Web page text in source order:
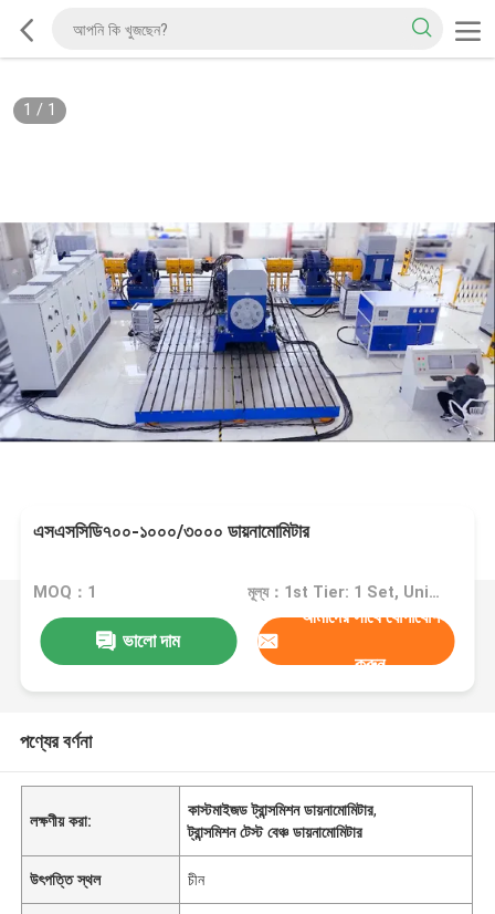
1 / 1
এসএসসিডি৭০০-১০০০/৩০০০ ডায়নামোমিটার
MOQ：1 মূল্য：1st Tier: 1 Set, Unit Price USD 3.00 2nd Tier: 2-5 Sets, Unit Price USD 2.00 3rd Tier: Over 5 Sets, Unit Price USD 1.00
ভালো দাম
আমাদের সাথে যোগাযোগ
করুন
পণ্যের বর্ণনা
লক্ষণীয় করা:
কাস্টমাইজড ট্রান্সমিশন ডায়নামোমিটার,
ট্রান্সমিশন টেস্ট বেঞ্চ ডায়নামোমিটার
উৎপত্তি স্থল চীন